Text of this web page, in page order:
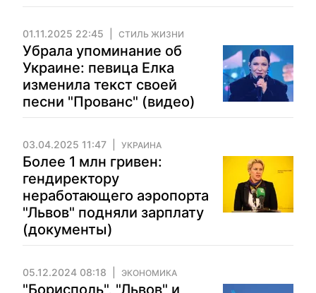
01.11.2025 22:45 СТИЛЬ ЖИЗНИ
Убрала упоминание об
Украине: певица Елка
изменила текст своей
песни "Прованс" (видео)
03.04.2025 11:47 УКРАИНА
Более 1 млн гривен:
гендиректору
неработающего аэропорта
"Львов" подняли зарплату
(документы)
05.12.2024 08:18 ЭКОНОМИКА
"Борисполь", "Львов" и